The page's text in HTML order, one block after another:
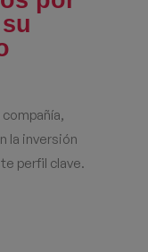
la inversión
perfil clave.